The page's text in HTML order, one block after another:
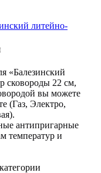
литейно-
«Балезинский
сковороды 22 см,
вы можете
(Газ, Электро,
антипригарные
температур и